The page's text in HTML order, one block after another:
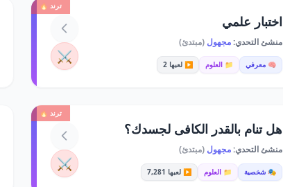
ترند 🔥
اختبار علمي
منشئ التحدي:مجهول(مبتدئ)
🧠 معرفي 📁 العلوم ▶️ لعبها 2 ⚔️
ترند 🔥
هل تنام بالقدر الكافى لجسدك؟
منشئ التحدي:مجهول(مبتدئ)
🎭 شخصية 📁 العلوم ▶️ لعبها 7,281 ⚔️